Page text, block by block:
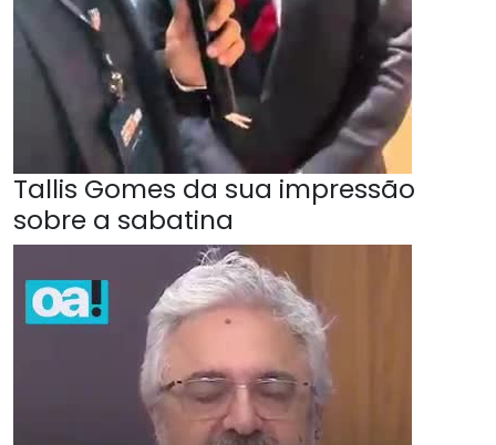
Tallis Gomes da sua impressão
sobre a sabatina